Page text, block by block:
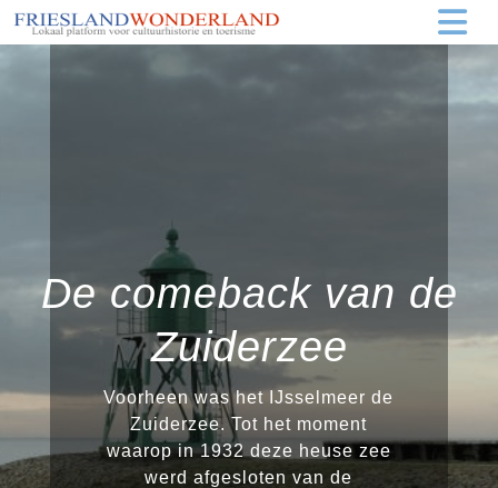
De comeback van de
Zuiderzee
Voorheen was het IJsselmeer de
Zuiderzee. Tot het moment
waarop in 1932 deze heuse zee
werd afgesloten van de